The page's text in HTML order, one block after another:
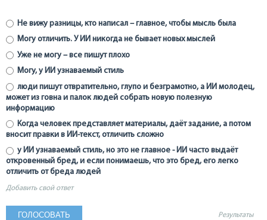
Не вижу разницы, кто написал – главное, чтобы мысль была
Могу отличить. У ИИ никогда не бывает новых мыслей
Уже не могу – все пишут плохо
Могу, у ИИ узнаваемый стиль
люди пишут отвратительно, глупо и безграмотно, а ИИ молодец,
может из говна и палок людей собрать новую полезную
информацию
Когда человек представляет материалы, даёт задание, а потом
вносит правки в ИИ-текст, отличить сложно
у ИИ узнаваемый стиль, но это не главное - ИИ часто выдаёт
откровенный бред, и если понимаешь, что это бред, его легко
отличить от бреда людей
Добавить свой ответ
Результаты